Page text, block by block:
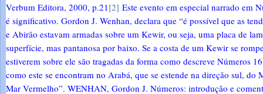
Verbum Editora, 2000, p.21 [2] Este evento em especial narrado em
é significativo. Gordon J. Wenhan, declara que “é possível que as
e Abirão estavam armadas sobre um Kewir, ou seja, uma placa de
superfície, mas pantanosa por baixo. Se a costa de um Kewir se
estiverem sobre ele são tragadas da forma como descreve Números
como este se encontram no Arabá, que se estende na direção sul, do
Mar Vermelho”. WENHAN, Gordon J. Números: introdução e